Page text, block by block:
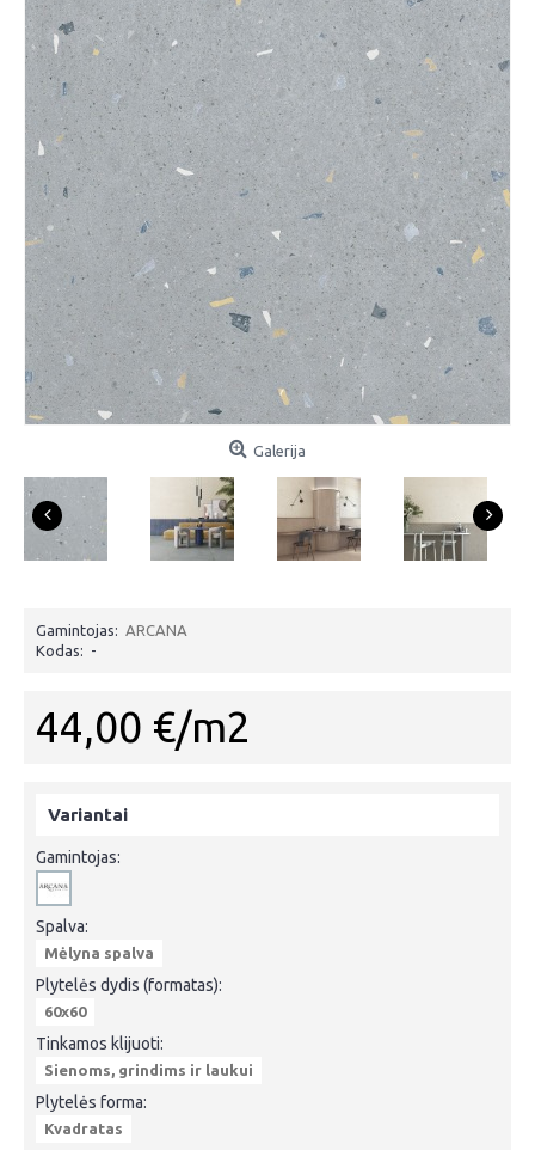
Galerija
Gamintojas: ARCANA
Kodas: -
44,00 €/m2
Variantai
Gamintojas:
Spalva:
Mėlyna spalva
Plytelės dydis (formatas):
60x60
Tinkamos klijuoti:
Sienoms, grindims ir laukui
Plytelės forma:
Kvadratas